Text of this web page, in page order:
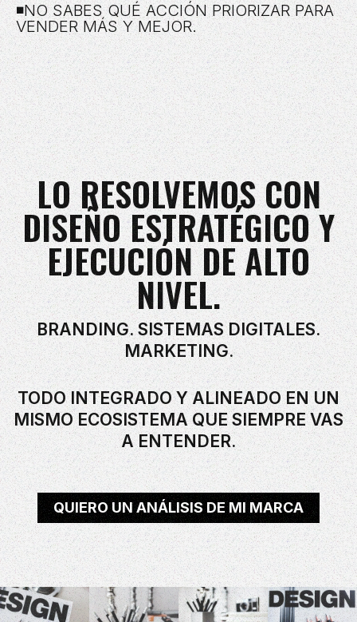
◾NO SABES QUÉ ACCIÓN PRIORIZAR PARA
VENDER MÁS Y MEJOR.
LO RESOLVEMOS CON
DISEÑO ESTRATÉGICO Y
EJECUCIÓN DE ALTO
NIVEL.
BRANDING. SISTEMAS DIGITALES.
MARKETING.
TODO INTEGRADO Y ALINEADO EN UN
MISMO ECOSISTEMA QUE SIEMPRE VAS
A ENTENDER.
QUIERO UN ANÁLISIS DE MI MARCA